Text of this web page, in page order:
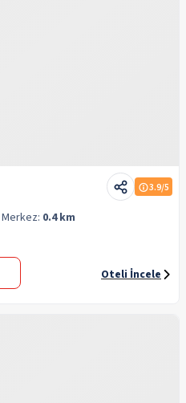
3.9/5
Merkez: 0.4 km
Oteli İncele